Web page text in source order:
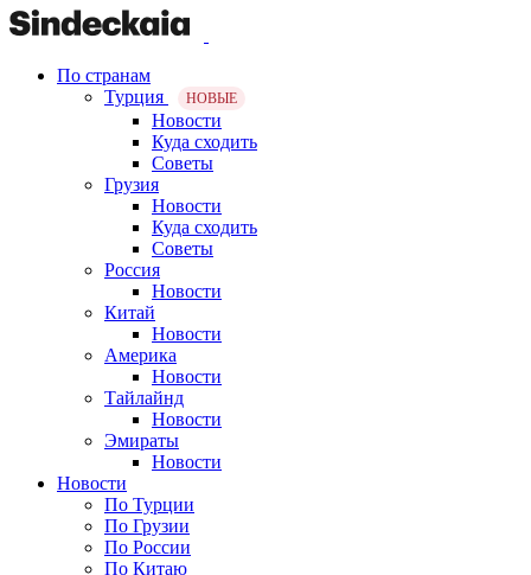
По странам
Турция
НОВЫЕ
Новости
Куда сходить
Советы
Грузия
Новости
Куда сходить
Советы
Россия
Новости
Китай
Новости
Америка
Новости
Тайлайнд
Новости
Эмираты
Новости
Новости
По Турции
По Грузии
По России
По Китаю